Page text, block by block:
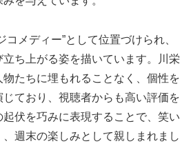
コメディー”として位置づけられ、
ち上がる姿を描いています。川栄
たちに埋もれることなく、個性を
ており、視聴者からも高い評価を
伏を巧みに表現することで、笑い
週末の楽しみとして親しまれまし